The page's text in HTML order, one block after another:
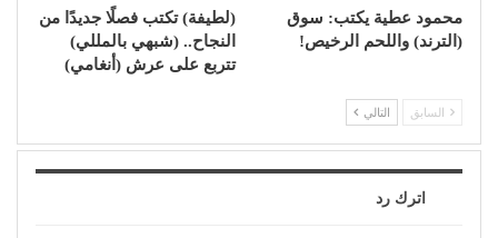
محمود عطية يكتب: سوق
(الترند) واللحم الرخيص!
(لطيفة) تكتب فصلًا جديدًا من
النجاح.. (شبهي بالمللي)
تتربع على عرش (أنغامي)
السابق التالي
اترك رد